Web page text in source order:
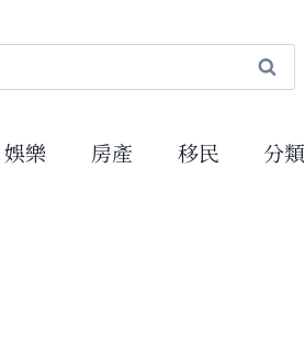
娛樂 房產 移民 分類